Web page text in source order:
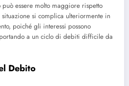
essere molto maggiore rispetto
si complica ulteriormente in
poiché gli interessi possono
a un ciclo di debiti difficile da
Debito